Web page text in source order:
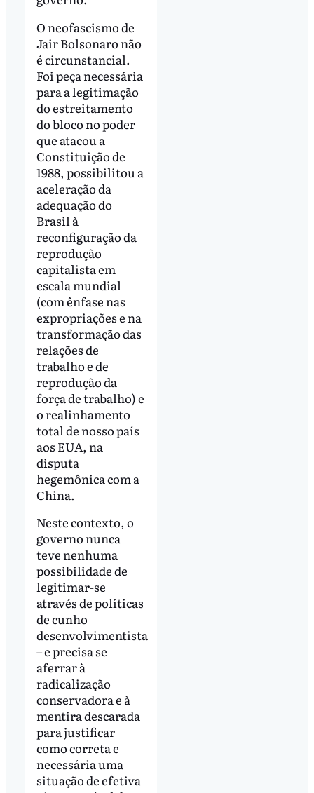
O neofascismo de
Jair Bolsonaro não
é circunstancial.
Foi peça necessária
para a legitimação
do estreitamento
do bloco no poder
que atacou a
Constituição de
1988, possibilitou a
aceleração da
adequação do
Brasil à
reconfiguração da
reprodução
capitalista em
escala mundial
(com ênfase nas
expropriações e na
transformação das
relações de
trabalho e de
reprodução da
força de trabalho) e
o realinhamento
total de nosso país
aos EUA, na
disputa
hegemônica com a
China.
Neste contexto, o
governo nunca
teve nenhuma
possibilidade de
legitimar-se
através de políticas
de cunho
desenvolvimentista
– e precisa se
aferrar à
radicalização
conservadora e à
mentira descarada
para justificar
como correta e
necessária uma
situação de efetiva